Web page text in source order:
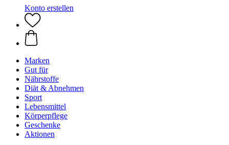
Konto erstellen
Marken
Gut für
Nährstoffe
Diät & Abnehmen
Sport
Lebensmittel
Körperpflege
Geschenke
Aktionen